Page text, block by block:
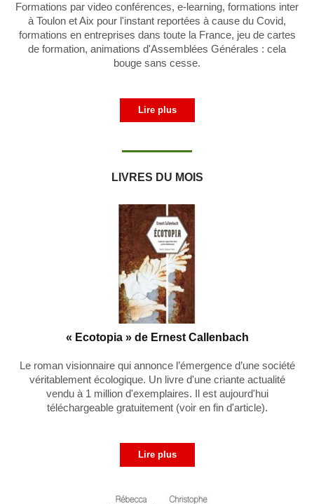
Formations par video conférences, e-learning, formations inter
à Toulon et Aix pour l'instant reportées à cause du Covid,
formations en entreprises dans toute la France, jeu de cartes
de formation, animations d'Assemblées Générales : cela
bouge sans cesse.
Lire plus
LIVRES DU MOIS
« Ecotopia » de Ernest Callenbach
Le roman visionnaire qui annonce l’émergence d’une société
véritablement écologique. Un livre d'une criante actualité
vendu à 1 million d'exemplaires. Il est aujourd'hui
téléchargeable gratuitement (voir en fin d'article).
Lire plus